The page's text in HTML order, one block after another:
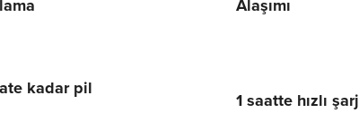
Alaşımı
kadar pil
1 saatte hızlı şarj